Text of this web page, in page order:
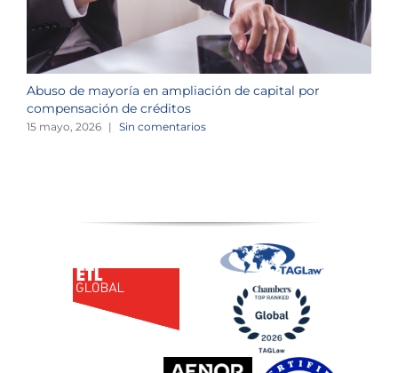
Abuso de mayoría en ampliación de capital por
compensación de créditos
15 mayo, 2026 | Sin comentarios